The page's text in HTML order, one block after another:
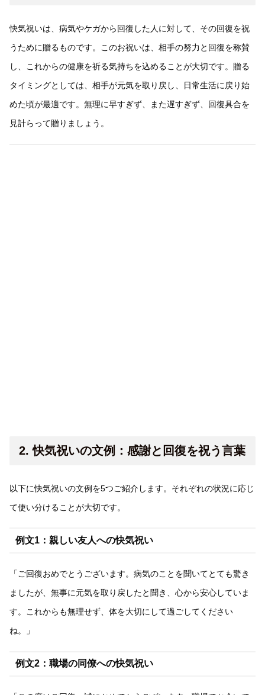
快気祝いは、病気やケガから回復した人に対して、その回復を祝
うために贈るものです。このお祝いは、相手の努力と回復を称賛
し、これからの健康を祈る気持ちを込めることが大切です。贈る
タイミングとしては、相手が元気を取り戻し、日常生活に戻り始
めた頃が最適です。無理に早すぎず、また遅すぎず、回復具合を
見計らって贈りましょう。
2. 快気祝いの文例：感謝と回復を祝う言葉
以下に快気祝いの文例を5つご紹介します。それぞれの状況に応じ
て使い分けることが大切です。
例文1：親しい友人への快気祝い
「ご回復おめでとうございます。病気のことを聞いてとても驚き
ましたが、無事に元気を取り戻したと聞き、心から安心していま
す。これからも無理せず、体を大切にして過ごしてください
ね。」
例文2：職場の同僚への快気祝い